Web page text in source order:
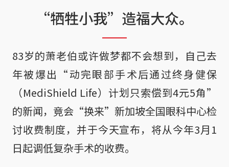
“牺牲小我”造福大众。
83岁的萧老伯或许做梦都不会想到，自己去
年被爆出“动完眼部手术后通过终身健保
（MediShield Life）计划只索偿到4元5角”
的新闻，竟会“换来”新加坡全国眼科中心检
讨收费制度，并于今天宣布，将从今年3月1
日起调低复杂手术的收费。